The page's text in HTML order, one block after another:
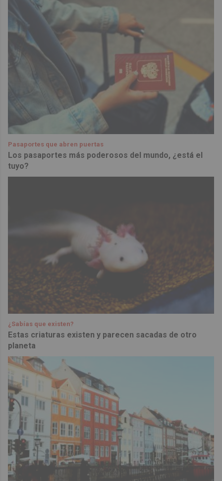
Pasaportes que abren puertas
Los pasaportes más poderosos del mundo, ¿está el
tuyo?
¿Sabías que existen?
Estas criaturas existen y parecen sacadas de otro
planeta